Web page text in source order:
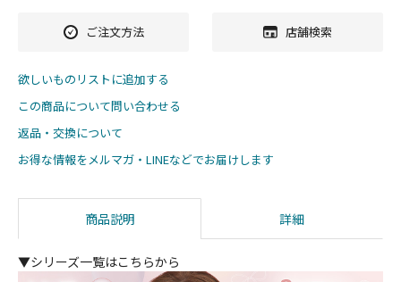
ご注文方法 店舗検索
欲しいものリストに追加する
この商品について問い合わせる
返品・交換について
お得な情報をメルマガ・LINEなどでお届けします
商品説明 詳細
▼シリーズ一覧はこちらから